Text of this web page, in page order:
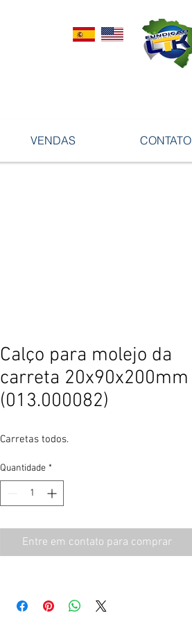
VENDAS CONTATO
Calço para molejo da
carreta 20x90x200mm
(013.000082)
Carretas todos.
Quantidade *
Entre em contato para comprar